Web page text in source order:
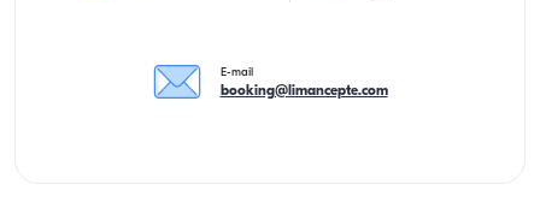
E-mail
booking@limancepte.com